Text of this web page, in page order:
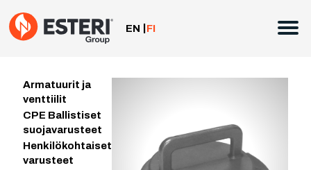
sisältöön
EN FI
Armatuurit ja
venttiilit
CPE Ballistiset
suojavarusteet
Henkilökohtaiset
varusteet